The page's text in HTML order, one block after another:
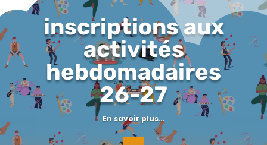
inscriptions aux
activités
hebdomadaires
26-27
En savoir plus…